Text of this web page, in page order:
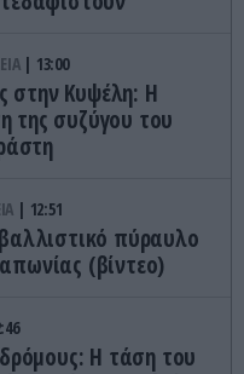
13:00
στην Κυψέλη: Η
της συζύγου του
12:51
πύραυλο
(βίντεο)
Η τάση του